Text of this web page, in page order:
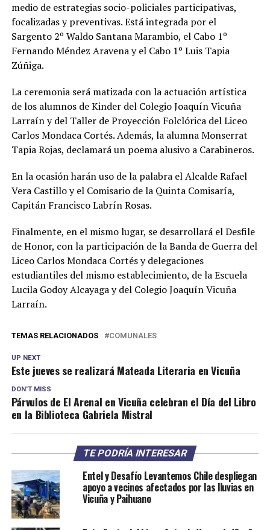
medio de estrategias socio-policiales participativas,
focalizadas y preventivas. Está integrada por el
Sargento 2º Waldo Santana Marambio, el Cabo 1º
Fernando Méndez Aravena y el Cabo 1º Luis Tapia
Zúñiga.
La ceremonia será matizada con la actuación artística
de los alumnos de Kinder del Colegio Joaquín Vicuña
Larraín y del Taller de Proyección Folclórica del Liceo
Carlos Mondaca Cortés. Además, la alumna Monserrat
Tapia Rojas, declamará un poema alusivo a Carabineros.
En la ocasión harán uso de la palabra el Alcalde Rafael
Vera Castillo y el Comisario de la Quinta Comisaría,
Capitán Francisco Labrín Rosas.
Finalmente, en el mismo lugar, se desarrollará el Desfile
de Honor, con la participación de la Banda de Guerra del
Liceo Carlos Mondaca Cortés y delegaciones
estudiantiles del mismo establecimiento, de la Escuela
Lucila Godoy Alcayaga y del Colegio Joaquín Vicuña
Larraín.
TEMAS RELACIONADOS COMUNALES
UP NEXT
Este jueves se realizará Mateada Literaria en Vicuña
DON'T MISS
Párvulos de El Arenal en Vicuña celebran el Día del Libro
en la Biblioteca Gabriela Mistral
TE PODRÍA INTERESAR
Entel y Desafío Levantemos Chile despliegan
apoyo a vecinos afectados por las lluvias en
Vicuña y Paihuano